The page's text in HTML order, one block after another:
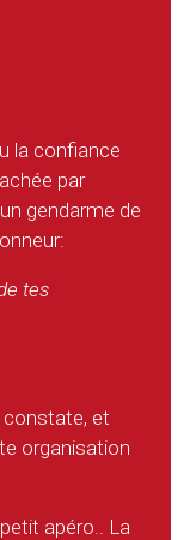
la confiance
par
gendarme de
tes
constate, et
organisation
apéro.. La